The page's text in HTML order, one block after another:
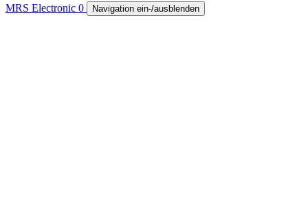
MRS Electronic 0 Navigation ein-/ausblenden